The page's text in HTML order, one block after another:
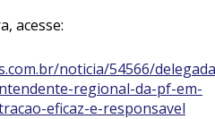
acesse:
noticia/54566/
regional-da-pf-em-
eficaz-e-responsavel